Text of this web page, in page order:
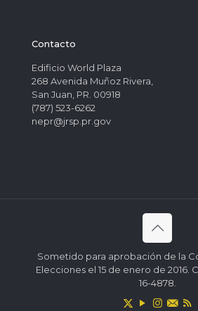
Contacto
Edificio World Plaza
268 Avenida Muñoz Rivera,
San Juan, PR. 00918
(787) 523-6262
nepr@jrsp.pr.gov
Sometido para aprobación de la
Elecciones el 15 de enero de 2016.
16-4878.